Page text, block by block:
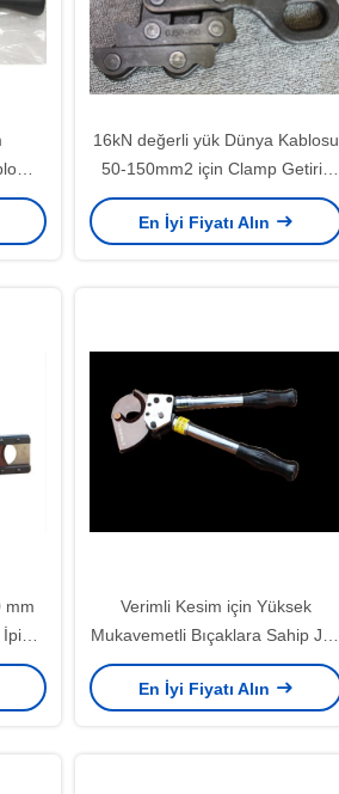
16kN değerli yük Dünya Kablosu
50-150mm2 için Clamp Getirin
Paralel Çene Tipi Kablo
En İyi Fiyatı Alın
mm
İpi
Verimli Kesim için Yüksek
Mukavemetli Bıçaklara Sahip J50
Hafif Çelik Manuel Kablo Kesici
En İyi Fiyatı Alın